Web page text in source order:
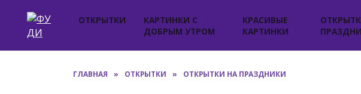
содержанию
ОТКРЫТКИ
КАРТИНКИ С
ДОБРЫМ УТРОМ
КРАСИВЫЕ
КАРТИНКИ
ГЛАВНАЯ » ОТКРЫТКИ » ОТКРЫТКИ НА ПРАЗДНИКИ